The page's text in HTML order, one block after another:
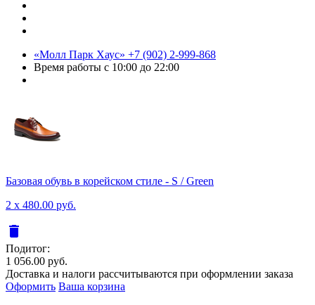
«Молл Парк Хаус» +7 (902) 2-999-868
Время работы с 10:00 до 22:00
Базовая обувь в корейском стиле - S / Green
2 x 480.00 руб.
delete
Подитог:
1 056.00 руб.
Доставка и налоги рассчитываются при оформлении заказа
Оформить Ваша корзина